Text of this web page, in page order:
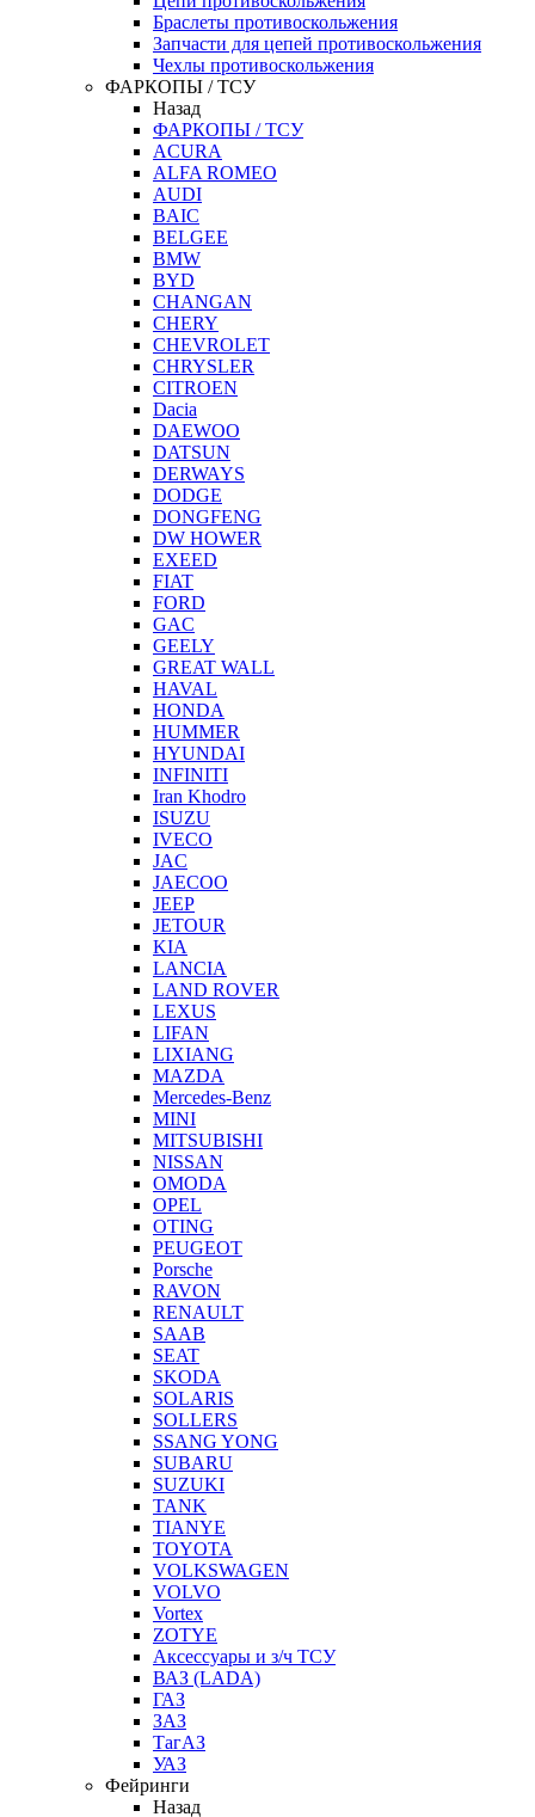
Браслеты противоскольжения
Запчасти для цепей противоскольжения
Чехлы противоскольжения
ФАРКОПЫ / ТСУ
Назад
ФАРКОПЫ / ТСУ
ACURA
ALFA ROMEO
AUDI
BAIC
BELGEE
BMW
BYD
CHANGAN
CHERY
CHEVROLET
CHRYSLER
CITROEN
Dacia
DAEWOO
DATSUN
DERWAYS
DODGE
DONGFENG
DW HOWER
EXEED
FIAT
FORD
GAC
GEELY
GREAT WALL
HAVAL
HONDA
HUMMER
HYUNDAI
INFINITI
Iran Khodro
ISUZU
IVECO
JAC
JAECOO
JEEP
JETOUR
KIA
LANCIA
LAND ROVER
LEXUS
LIFAN
LIXIANG
MAZDA
Mercedes-Benz
MINI
MITSUBISHI
NISSAN
OMODA
OPEL
OTING
PEUGEOT
Porsche
RAVON
RENAULT
SAAB
SEAT
SKODA
SOLARIS
SOLLERS
SSANG YONG
SUBARU
SUZUKI
TANK
TIANYE
TOYOTA
VOLKSWAGEN
VOLVO
Vortex
ZOTYE
Аксессуары и з/ч ТСУ
ВАЗ (LADA)
ГАЗ
ЗАЗ
ТагАЗ
УАЗ
Фейринги
Назад